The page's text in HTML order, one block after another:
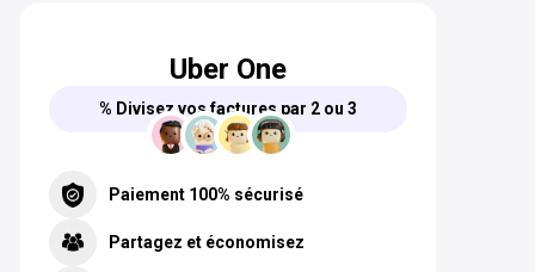
Uber One
% Divisez vos factures par 2 ou 3
Paiement 100% sécurisé
Partagez et économisez